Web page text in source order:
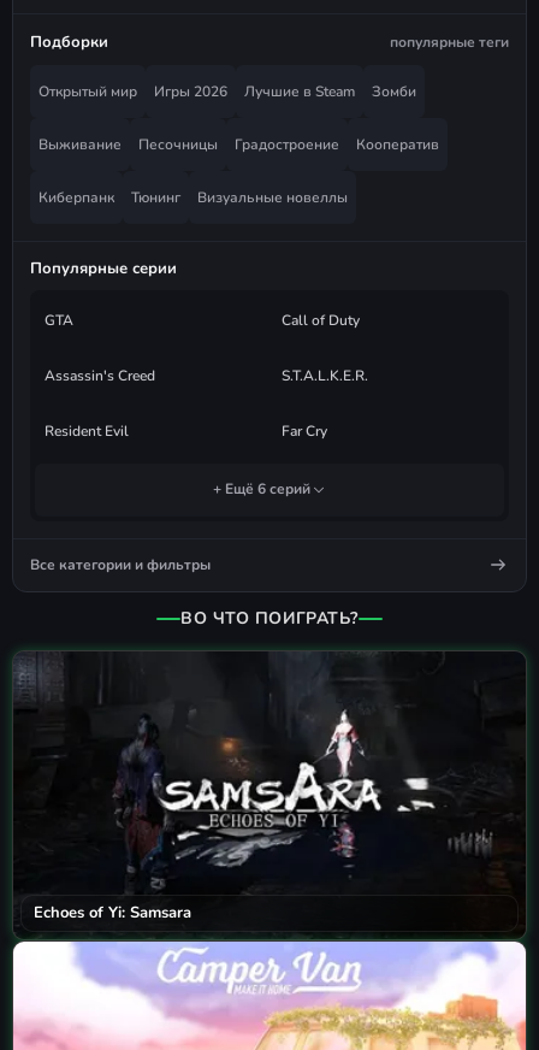
Подборки популярные теги
Открытый мир Игры 2026 Лучшие в Steam Зомби
Выживание Песочницы Градостроение Кооператив
Киберпанк Тюнинг Визуальные новеллы
Популярные серии
GTA Call of Duty
Assassin's Creed S.T.A.L.K.E.R.
Resident Evil Far Cry
+ Ещё 6 серий
Все категории и фильтры
ВО ЧТО ПОИГРАТЬ?
Echoes of Yi: Samsara